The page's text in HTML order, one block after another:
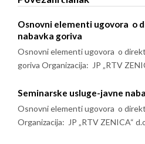
Osnovni elementi ugovora o
nabavka goriva
Osnovni elementi ugovora o
goriva Organizacija: JP „RTV
Seminarske usluge-javne
Osnovni elementi ugovora o
Organizacija: JP „RTV ZENICA“